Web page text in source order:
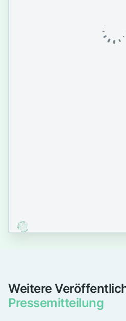
Weitere
Pressemitteilung